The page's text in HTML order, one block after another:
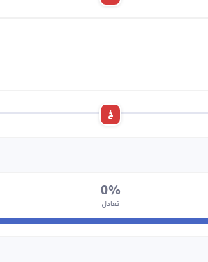
خ
0%
تعادل